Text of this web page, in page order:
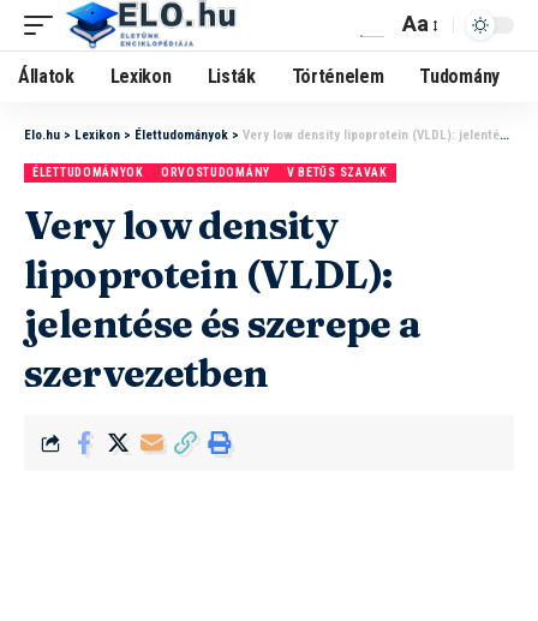
Aa
Állatok Lexikon Listák Történelem Tudomány
Elo.hu > Lexikon > Élettudományok > Very low density lipoprotein (VLDL): jelentése és szerepe a szervezetben
ÉLETTUDOMÁNYOK ORVOSTUDOMÁNY V BETŰS SZAVAK
Very low density
lipoprotein (VLDL):
jelentése és szerepe a
szervezetben